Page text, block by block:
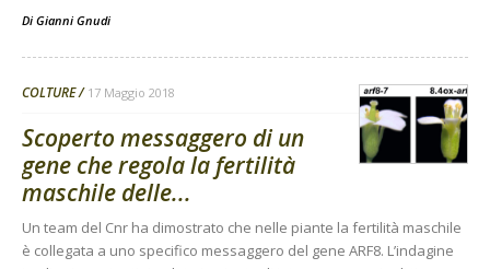
Di Gianni Gnudi
COLTURE 17 Maggio 2018
Scoperto messaggero di un
gene che regola la fertilità
maschile delle...
Un team del Cnr ha dimostrato che nelle piante la fertilità maschile
è collegata a uno specifico messaggero del gene ARF8. L’indagine